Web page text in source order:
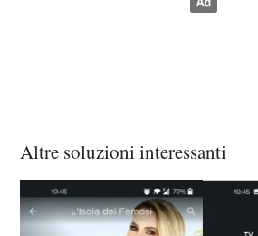
Altre soluzioni interessanti